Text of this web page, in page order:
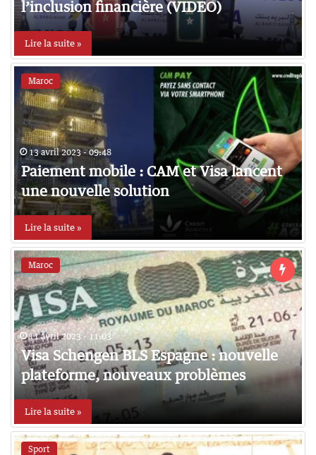
l’inclusion financière (VIDEO)
Lire la suite »
Maroc
13 avril 2023 - 09:48
Paiement mobile : CAM et Visa lancent
une nouvelle solution
Lire la suite »
Maroc
11 avril 2023 - 11:03
Visa Schengen BLS Espagne : nouvelle
plateforme, nouveaux problèmes
Lire la suite »
Sport